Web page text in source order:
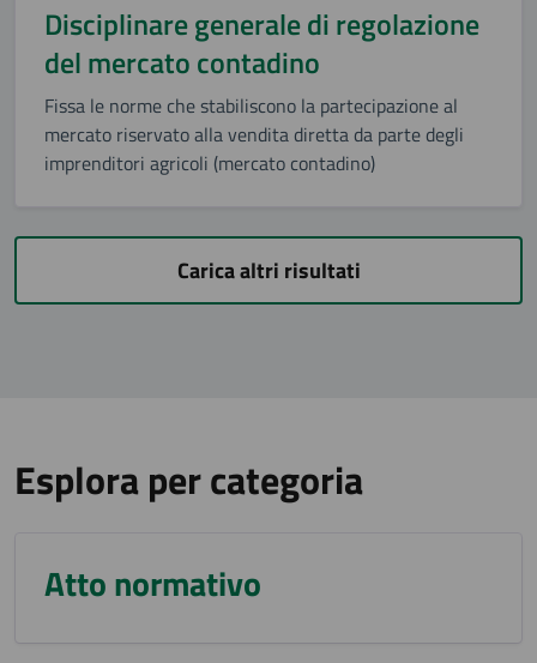
Disciplinare generale di regolazione
del mercato contadino
Fissa le norme che stabiliscono la partecipazione al
mercato riservato alla vendita diretta da parte degli
imprenditori agricoli (mercato contadino)
Carica altri risultati
Esplora per categoria
Atto normativo